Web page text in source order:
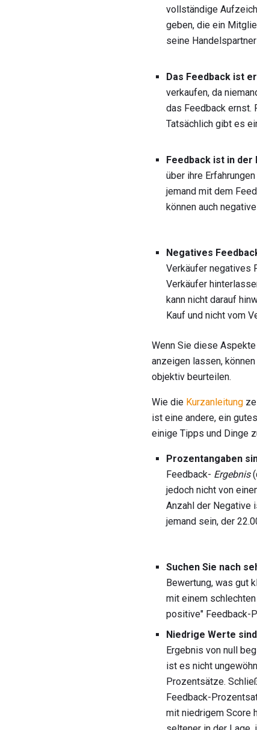
vollständige
geben, die ein
seine
Das Feedback ist
verkaufen, da
das Feedback ernst.
Tatsächlich gibt es
Feedback ist in der
über ihre
jemand mit dem
können auch
Negatives
Verkäufer negatives
Verkäufer
kann nicht darauf
Kauf und nicht vom
Wenn Sie diese
anzeigen lassen,
objektiv beurteilen.
Wie die Kurzanleitung
ist eine andere, ein
einige Tipps und Dinge
Prozentangaben
Feedback- Ergebnis
jedoch nicht von
Anzahl der Negative
jemand sein, der
Suchen Sie nach
Bewertung, was gut
mit einem
positive" Feedback-
Niedrige Werte
Ergebnis von null
ist es nicht
Prozentsätze.
Feedback-
mit niedrigem Score